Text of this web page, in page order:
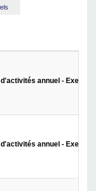
annuel -
annuel -